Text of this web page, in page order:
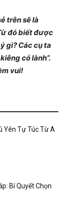
trên sẽ là
đó biết được
gì? Các cụ ta
có lành”.
vui!
Yên Tự Túc Từ A
Bí Quyết Chọn